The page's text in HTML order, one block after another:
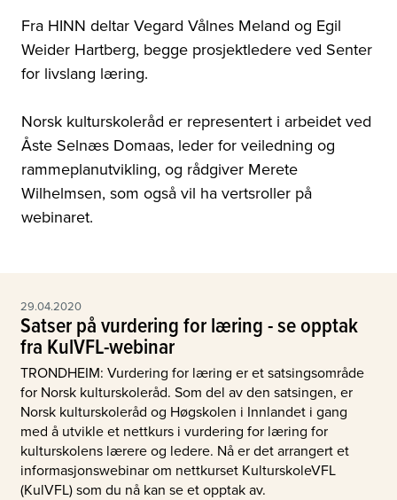
Fra HINN deltar Vegard Vålnes Meland og Egil
Weider Hartberg, begge prosjektledere ved Senter
for livslang læring.
Norsk kulturskoleråd er representert i arbeidet ved
Åste Selnæs Domaas, leder for veiledning og
rammeplanutvikling, og rådgiver Merete
Wilhelmsen, som også vil ha vertsroller på
webinaret.
29.04.2020
Satser på vurdering for læring - se opptak
fra KulVFL-webinar
TRONDHEIM: Vurdering for læring er et satsingsområde
for Norsk kulturskoleråd. Som del av den satsingen, er
Norsk kulturskoleråd og Høgskolen i Innlandet i gang
med å utvikle et nettkurs i vurdering for læring for
kulturskolens lærere og ledere. Nå er det arrangert et
informasjonswebinar om nettkurset KulturskoleVFL
(KulVFL) som du nå kan se et opptak av.